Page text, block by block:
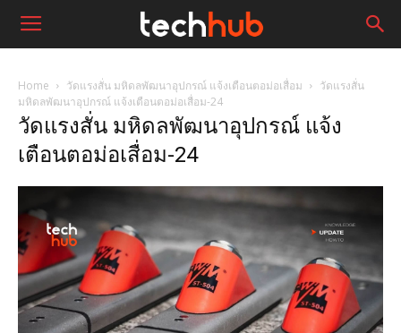
Home วัดแรงสั่น มหิดลพัฒนาอุปกรณ์ แจ้งเตือนตอม่อเสื่อม
วัดแรงสั่น
มหิดลพัฒนาอุปกรณ์ แจ้งเตือนตอม่อเสื่อม-24
วัดแรงสั่น มหิดลพัฒนาอุปกรณ์ แจ้ง
เตือนตอม่อเสื่อม-24